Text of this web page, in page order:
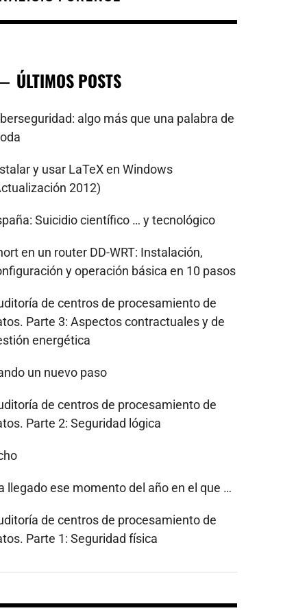
ÚLTIMOS POSTS
algo más que una palabra de
y usar LaTeX en Windows
2012)
Suicidio científico … y tecnológico
en un router DD-WRT: Instalación,
y operación básica en 10 pasos
de centros de procesamiento de
Parte 3: Aspectos contractuales y de
energética
un nuevo paso
de centros de procesamiento de
Parte 2: Seguridad lógica
llegado ese momento del año en el que …
de centros de procesamiento de
Parte 1: Seguridad física